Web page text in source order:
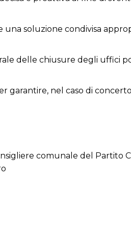
una soluzione condivisa
delle chiusure degli
nel caso di
comunale del Partito